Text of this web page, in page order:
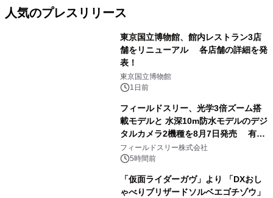
人気のプレスリリース
東京国立博物館、館内レストラン3店
舗をリニューアル 各店舗の詳細を発
表！
東京国立博物館
1日前
フィールドスリー、光学3倍ズーム搭
載モデルと 水深10m防水モデルのデジ
タルカメラ2機種を8月7日発売 有効
約1300万画素、用途別に選べるコンデ
ジ新登場
フィールドスリー株式会社
5時間前
「仮面ライダーガヴ」より 「DXおし
ゃべりブリザードソルベエゴチゾウ」